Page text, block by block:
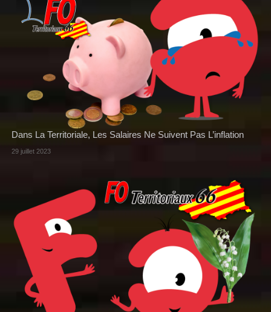
Dans La Territoriale, Les Salaires Ne Suivent Pas L’inflation
29 juillet 2023